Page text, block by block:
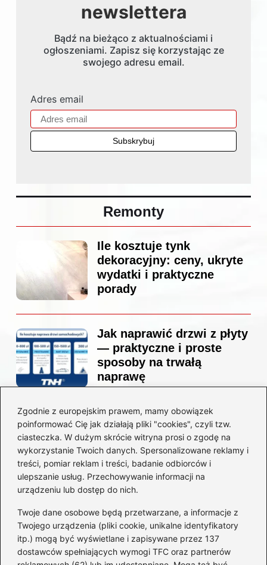
Zgodnie z europejskim prawem, mamy obowiązek
poinformować Cię jak działają pliki "cookies", czyli tzw.
ciasteczka. W dużym skrócie witryna prosi o zgodę na
wykorzystanie Twoich danych. Spersonalizowane reklamy i
treści, pomiar reklam i treści, badanie odbiorców i
ulepszanie usług. Przechowywanie informacji na
urządzeniu lub dostęp do nich.
Twoje dane osobowe będą przetwarzane, a informacje z
Twojego urządzenia (pliki cookie, unikalne identyfikatory
itp.) mogą być wyświetlane i zapisywane przez 137
dostawców spełniających wymogi TFC oraz partnerów
newslettera
Bądź na bieżąco z aktualnościami i
ogłoszeniami. Zapisz się korzystając ze
swojego adresu email.
Adres email
Remonty
Ile kosztuje tynk
dekoracyjny: ceny, ukryte
wydatki i praktyczne
porady
Jak naprawić drzwi z płyty
— praktyczne i proste
sposoby na trwałą
naprawę
Ile kosztuje projekt
łazienki u architekta —
ceny, które naprawdę
zaskoczą
Jak zamontować listwę
startową do styropianu
bez błędów: krok po kroku